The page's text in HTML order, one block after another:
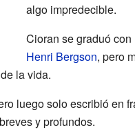
algo impredecible.
Cioran se graduó
Henri Bergson, pero
la vida.
luego solo escribió en
y profundos.